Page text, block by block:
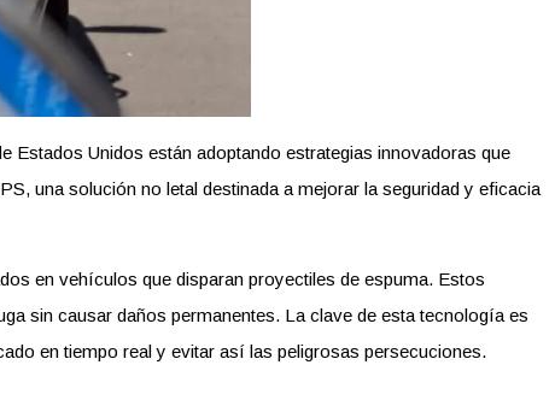
Unidos están adoptando estrategias innovadoras que
una solución no letal destinada a mejorar la seguridad y eficacia
en vehículos que disparan proyectiles de espuma. Estos
sin causar daños permanentes. La clave de esta tecnología es
en tiempo real y evitar así las peligrosas persecuciones.